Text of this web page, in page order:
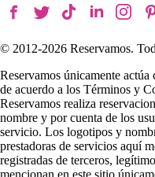
© 2012-2026 Reservamos.
Reservamos únicamente
de acuerdo a los Términos y
Reservamos realiza
nombre y por cuenta de los
servicio. Los logotipos y
prestadoras de servicios aquí
registradas de terceros,